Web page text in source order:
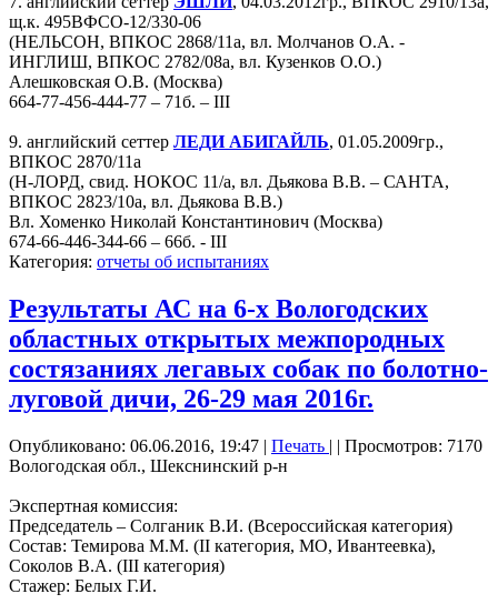
щ.к. 495ВФСО-12/330-06
(НЕЛЬСОН, ВПКОС 2868/11а, вл. Молчанов О.А. -
ИНГЛИШ, ВПКОС 2782/08а, вл. Кузенков О.О.)
Алешковская О.В. (Москва)
664-77-456-444-77 – 71б. – III
9. английский сеттер ЛЕДИ АБИГАЙЛЬ, 01.05.2009гр.,
ВПКОС 2870/11а
(Н-ЛОРД, свид. НОКОС 11/а, вл. Дьякова В.В. – САНТА,
ВПКОС 2823/10а, вл. Дьякова В.В.)
Вл. Хоменко Николай Константинович (Москва)
674-66-446-344-66 – 66б. - III
Категория: отчеты об испытаниях
Результаты АС на 6-х Вологодских
областных открытых межпородных
состязаниях легавых собак по болотно-
луговой дичи, 26-29 мая 2016г.
Опубликовано: 06.06.2016, 19:47 | Печать | | Просмотров: 7170
Вологодская обл., Шекснинский р-н
Экспертная комиссия:
Председатель – Солганик В.И. (Всероссийская категория)
Состав: Темирова М.М. (II категория, МО, Ивантеевка),
Соколов В.А. (III категория)
Стажер: Белых Г.И.